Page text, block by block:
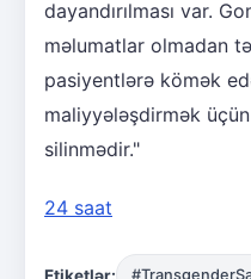
dayandırılması var.
məlumatlar olmadan
pasiyentlərə kömək
maliyyələşdirmək
silinmədir."
24 saat
Etiketlər: